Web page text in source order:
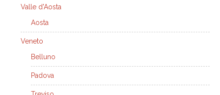
Valle d'Aosta
Aosta
Veneto
Belluno
Padova